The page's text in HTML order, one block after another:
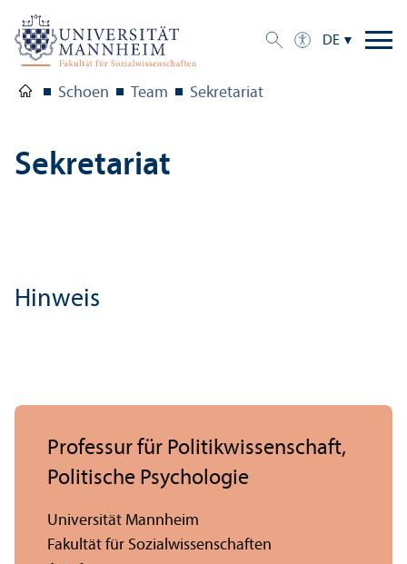
DE
Schoen Team Sekretariat
Sekretariat
Hinweis
Professur für Politik­wissenschaft,
Politische Psychologie
Universität Mannheim
Fakultät für Sozial­wissenschaften